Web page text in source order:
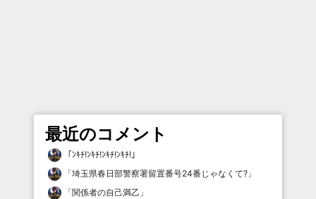
最近のコメント
「ﾝｷﾁ!ﾝｷﾁ!ﾝｷﾁ!ﾝｷﾁ! 」
「埼玉県春日部警察署留置番号24番じゃなくて? 」
「関係者の自己満乙 」